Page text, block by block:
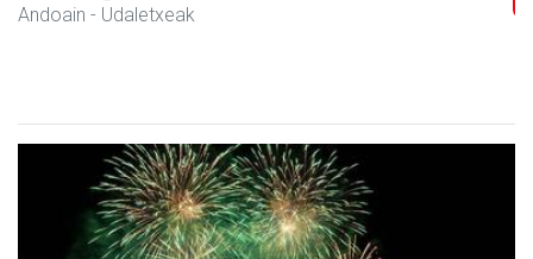
Andoain - Kirol dendak